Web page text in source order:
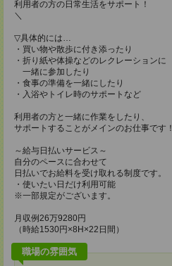
利用者の方の日常生活をサポート！
＼
▽具体的には…
・買い物や散歩に付き添ったり
・折り紙や体操などのレクレーションに
一緒に参加したり
・食事の準備を一緒にしたり
・入浴やトイレ時のサポートなど
利用者の方と一緒に作業をしたり、
サポートすることがメインのお仕事です！
～給与日払いサービス～
自分のペースに合わせて
日払いでお給料を受け取れる制度です。
・使いたい日だけ利用可能
※一部規定がございます。
月収例26万9280円
（時給1530円×8H×22日間）
職場の雰囲気